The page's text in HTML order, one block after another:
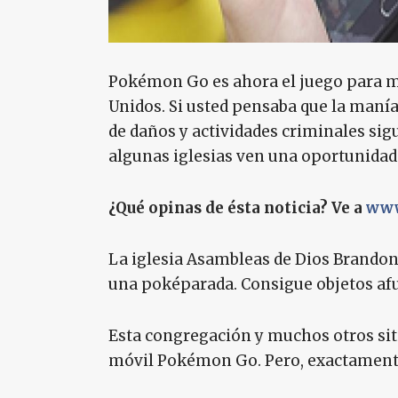
Pokémon Go es ahora el juego para
Unidos. Si usted pensaba que la
de daños y actividades criminales
algunas iglesias ven una
¿Qué opinas de ésta noticia? Ve a
La iglesia Asambleas de Dios
una poképarada. Consigue objetos
Esta congregación y muchos otros
móvil Pokémon Go. Pero,